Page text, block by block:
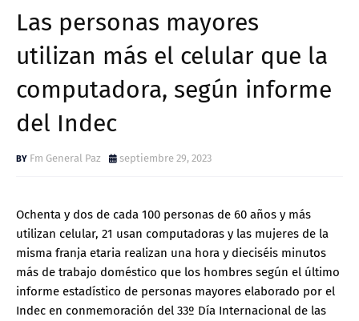
Las personas mayores
utilizan más el celular que la
computadora, según informe
del Indec
Fm General Paz septiembre 29, 2023
Ochenta y dos de cada 100 personas de 60 años y más
utilizan celular, 21 usan computadoras y las mujeres de la
misma franja etaria realizan una hora y dieciséis minutos
más de trabajo doméstico que los hombres según el último
informe estadístico de personas mayores elaborado por el
Indec en conmemoración del 33º Día Internacional de las